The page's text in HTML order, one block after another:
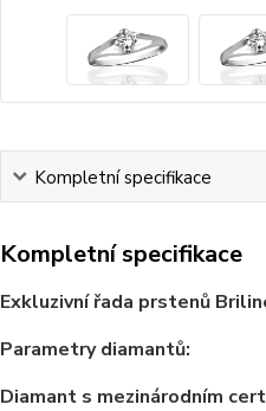
Kompletní specifikace
Kompletní specifikace
Exkluzivní řada prstenů
Parametry diamantů:
Diamant s mezinárodním